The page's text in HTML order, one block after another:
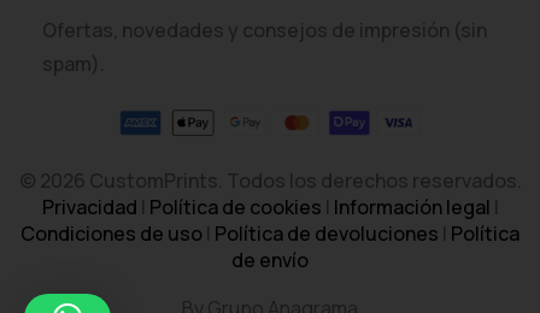
Ofertas, novedades y consejos de impresión (sin
spam).
© 2026 CustomPrints. Todos los derechos reservados.
Privacidad | Política de cookies | Información legal |
Condiciones de uso| Política de devoluciones | Política
de envío